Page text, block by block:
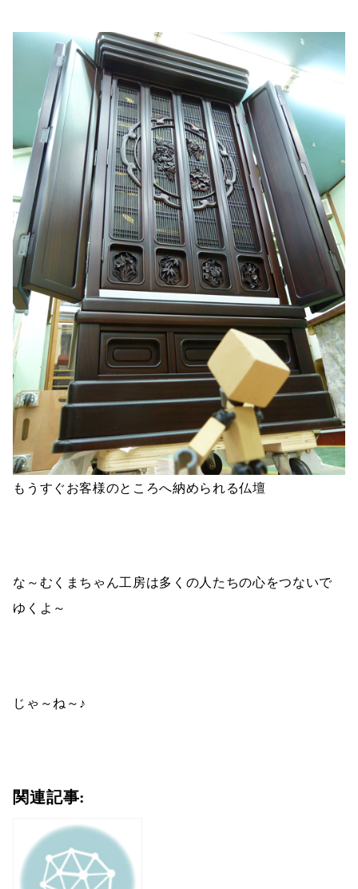
もうすぐお客様のところへ納められる仏壇
な～むくまちゃん工房は多くの人たちの心をつないで
ゆくよ～
じゃ～ね～♪
関連記事: